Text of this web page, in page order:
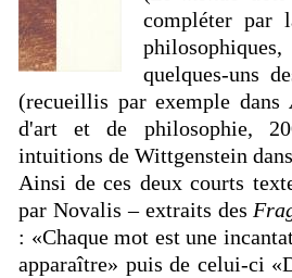
compléter par
quelques-uns
(recueillis par exemple dans
d'art et de philosophie,
intuitions de Wittgenstein
Ainsi de ces deux courts
par Novalis – extraits des
: «Chaque mot est une
apparaître» puis de celui-ci